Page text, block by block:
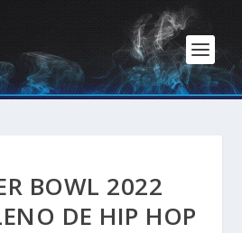
BOWL 2022
DE HIP HOP